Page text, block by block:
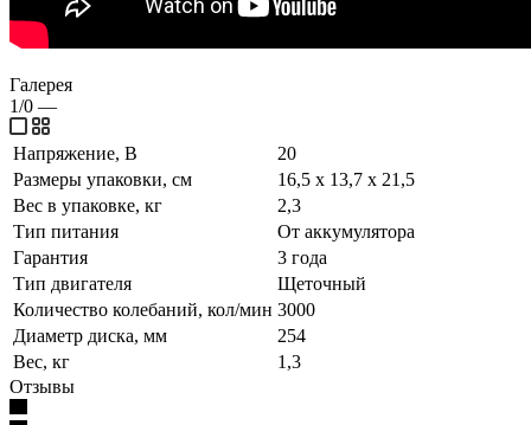
Галерея
1/0 —
Напряжение, В
20
Размеры упаковки, см
16,5 х 13,7 х 21,5
Вес в упаковке, кг
2,3
Тип питания
От аккумулятора
Гарантия
3 года
Тип двигателя
Щеточный
Количество колебаний, кол/мин 3000
Диаметр диска, мм
254
Вес, кг
1,3
Отзывы